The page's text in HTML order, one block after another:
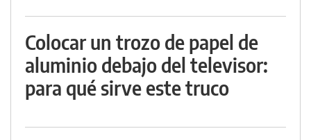
Colocar un trozo de papel de
aluminio debajo del televisor:
para qué sirve este truco